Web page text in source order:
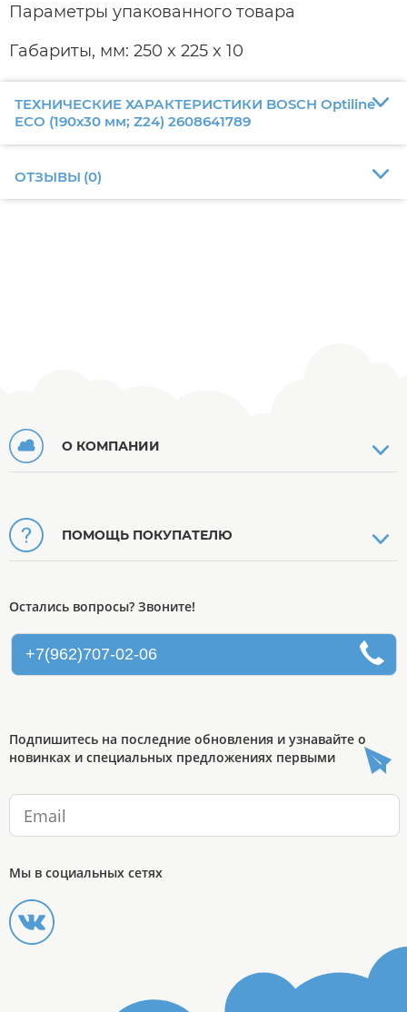
Параметры упакованного товара
Габариты, мм: 250 x 225 x 10
ТЕХНИЧЕСКИЕ ХАРАКТЕРИСТИКИ BOSCH Optiline
ECO (190х30 мм; Z24) 2608641789
ОТЗЫВЫ (0)
О КОМПАНИИ
ПОМОЩЬ ПОКУПАТЕЛЮ
Остались вопросы? Звоните!
+7(962)707-02-06
Подпишитесь на последние обновления и узнавайте о
новинках и специальных предложениях первыми
Мы в социальных сетях